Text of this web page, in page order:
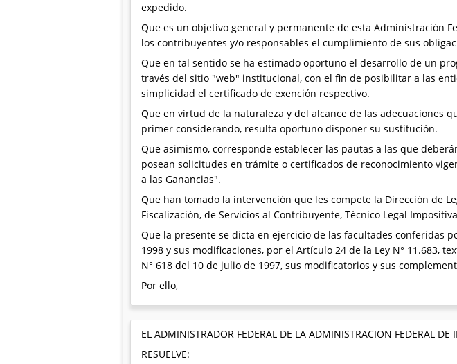
expedido.
Que es un objetivo general y permanente de esta Administración
los contribuyentes y/o responsables el cumplimiento de sus
Que en tal sentido se ha estimado oportuno el desarrollo de un
través del sitio "web" institucional, con el fin de posibilitar a las
simplicidad el certificado de exención respectivo.
Que en virtud de la naturaleza y del alcance de las adecuaciones
primer considerando, resulta oportuno disponer su sustitución.
Que asimismo, corresponde establecer las pautas a las que
posean solicitudes en trámite o certificados de reconocimiento
a las Ganancias".
Que han tomado la intervención que les compete la Dirección de
Fiscalización, de Servicios al Contribuyente, Técnico Legal
Que la presente se dicta en ejercicio de las facultades conferidas
1998 y sus modificaciones, por el Artículo 24 de la Ley N° 11.683,
N° 618 del 10 de julio de 1997, sus modificatorios y sus
Por ello,
EL ADMINISTRADOR FEDERAL DE LA ADMINISTRACION FEDERAL DE
RESUELVE: